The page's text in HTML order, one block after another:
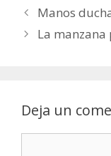
Manos
La
Deja un